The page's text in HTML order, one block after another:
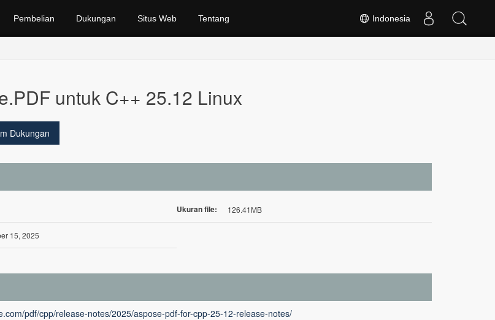
Indonesia
Pembelian Dukungan Situs Web Tentang
untuk C++ 25.12 Linux
Dukungan
Ukuran file: 126.41MB
15, 2025
pdf/cpp/release-notes/2025/aspose-pdf-for-cpp-25-12-release-notes/